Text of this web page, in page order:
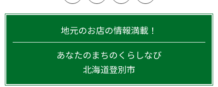
地元のお店の情報満載！
あなたのまちのくらしなび
北海道登別市